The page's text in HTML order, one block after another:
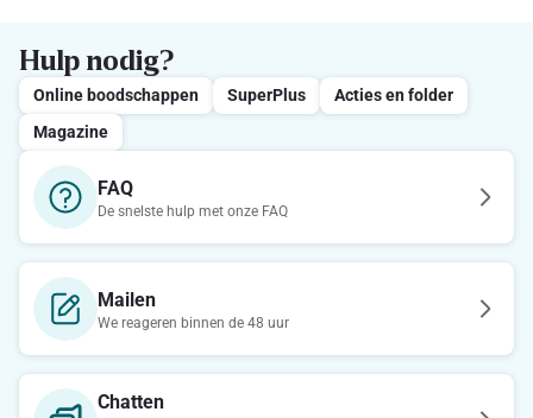
Hulp nodig?
Online boodschappen SuperPlus
Acties en folder
Magazine
FAQ
De snelste hulp met onze FAQ
Mailen
We reageren binnen de 48 uur
Chatten